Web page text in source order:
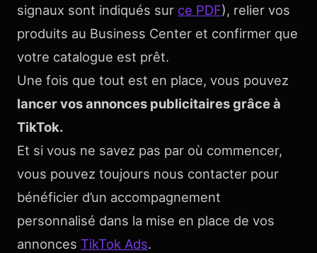
signaux sont indiqués sur ce PDF), relier vos
produits au Business Center et confirmer que
votre catalogue est prêt.
Une fois que tout est en place, vous pouvez
lancer vos annonces publicitaires grâce à
TikTok.
Et si vous ne savez pas par où commencer,
vous pouvez toujours nous contacter pour
bénéficier d’un accompagnement
personnalisé dans la mise en place de vos
annonces TikTok Ads.